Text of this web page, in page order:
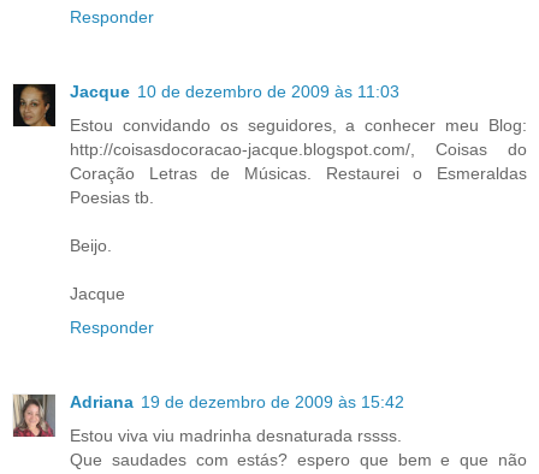
Responder
Jacque 10 de dezembro de 2009 às 11:03
Estou convidando os seguidores, a conhecer meu Blog:
http://coisasdocoracao-jacque.blogspot.com/, Coisas do
Coração Letras de Músicas. Restaurei o Esmeraldas
Poesias tb.
Beijo.
Jacque
Responder
Adriana 19 de dezembro de 2009 às 15:42
Estou viva viu madrinha desnaturada rssss.
Que saudades com estás? espero que bem e que não